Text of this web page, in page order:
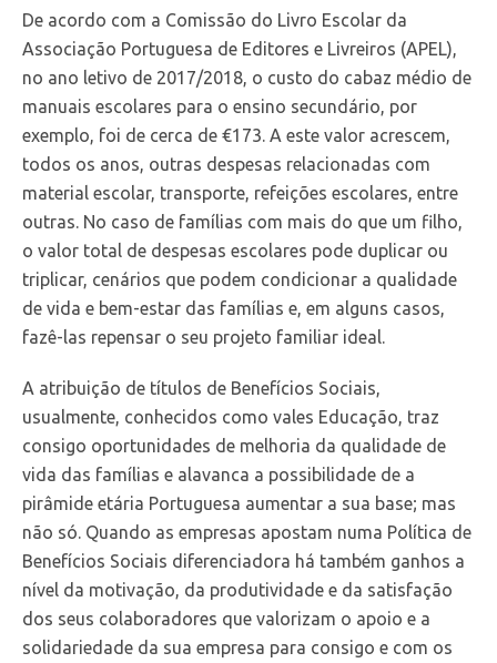
De acordo com a Comissão do Livro Escolar da
Associação Portuguesa de Editores e Livreiros (APEL),
no ano letivo de 2017/2018, o custo do cabaz médio de
manuais escolares para o ensino secundário, por
exemplo, foi de cerca de €173. A este valor acrescem,
todos os anos, outras despesas relacionadas com
material escolar, transporte, refeições escolares, entre
outras. No caso de famílias com mais do que um filho,
o valor total de despesas escolares pode duplicar ou
triplicar, cenários que podem condicionar a qualidade
de vida e bem-estar das famílias e, em alguns casos,
fazê-las repensar o seu projeto familiar ideal.
A atribuição de títulos de Benefícios Sociais,
usualmente, conhecidos como vales Educação, traz
consigo oportunidades de melhoria da qualidade de
vida das famílias e alavanca a possibilidade de a
pirâmide etária Portuguesa aumentar a sua base; mas
não só. Quando as empresas apostam numa Política de
Benefícios Sociais diferenciadora há também ganhos a
nível da motivação, da produtividade e da satisfação
dos seus colaboradores que valorizam o apoio e a
solidariedade da sua empresa para consigo e com os